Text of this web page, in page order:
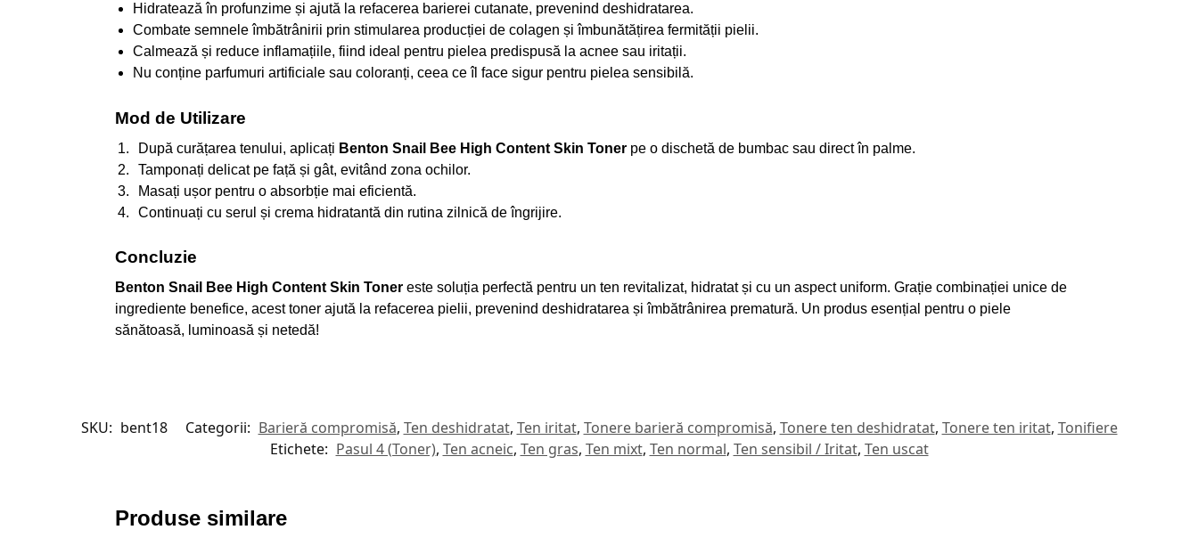
Hidratează în profunzime și ajută la refacerea barierei cutanate, prevenind deshidratarea.
Combate semnele îmbătrânirii prin stimularea producției de colagen și îmbunătățirea fermității pielii.
Calmează și reduce inflamațiile, fiind ideal pentru pielea predispusă la acnee sau iritații.
Nu conține parfumuri artificiale sau coloranți, ceea ce îl face sigur pentru pielea sensibilă.
Mod de Utilizare
După curățarea tenului, aplicați Benton Snail Bee High Content Skin Tonerpe o dischetă de bumbac sau direct în palme.
Tamponați delicat pe față și gât, evitând zona ochilor.
Masați ușor pentru o absorbție mai eficientă.
Continuați cu serul și crema hidratantă din rutina zilnică de îngrijire.
Concluzie
Benton Snail Bee High Content Skin Tonereste soluția perfectă pentru un ten revitalizat, hidratat și cu un aspect uniform. Grație combinației unice de
ingrediente benefice, acest toner ajută la refacerea pielii, prevenind deshidratarea și îmbătrânirea prematură. Un produs esențial pentru o piele
sănătoasă, luminoasă și netedă!
SKU: bent18 Categorii: Barieră compromisă, Ten deshidratat, Ten iritat, Tonere barieră compromisă, Tonere ten deshidratat, Tonere ten iritat, Tonifiere
Etichete: Pasul 4 (Toner), Ten acneic, Ten gras, Ten mixt, Ten normal, Ten sensibil / Iritat, Ten uscat
Produse similare